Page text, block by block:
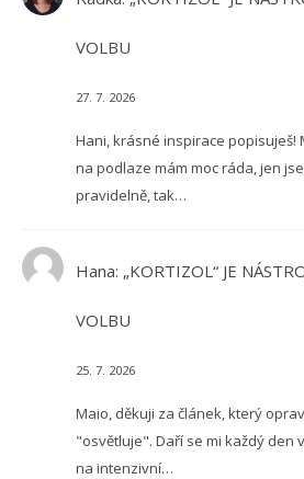
VOLBU
27. 7. 2026
Hani, krásné inspirace popisuješ!
na podlaze mám moc ráda, jen
pravidelně, tak…
Hana: „KORTIZOL“ JE
VOLBU
25. 7. 2026
Maio, děkuji za článek, který
"osvětluje". Daří se mi každý den
na intenzivní…